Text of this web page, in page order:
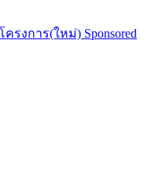
ครงการ(ใหม่) Sponsored